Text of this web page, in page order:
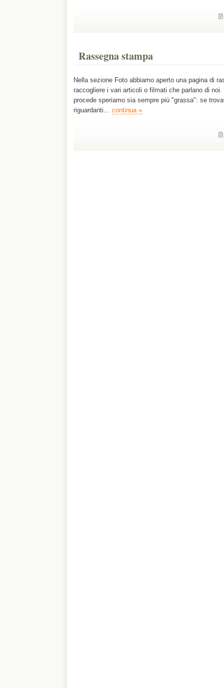
Rassegna stampa
Nella sezione Foto abbiamo aperto una pagina di
raccogliere i vari articoli o filmati che parlano di
procede speriamo sia sempre più "grassa": se
riguardanti… continua »